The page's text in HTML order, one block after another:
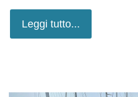
Leggi tutto...